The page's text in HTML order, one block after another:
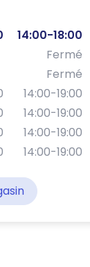
14:00-18:00
Fermé
Fermé
14:00-19:00
14:00-19:00
14:00-19:00
14:00-19:00